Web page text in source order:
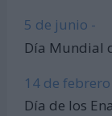
5 de junio -
Día Mundial
14 de
Día de los